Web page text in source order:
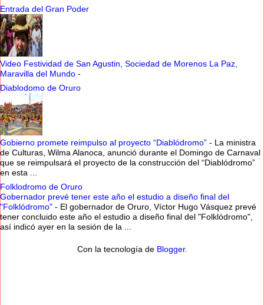
Entrada del Gran Poder
Video Festividad de San Agustin, Sociedad de Morenos La Paz,
Maravilla del Mundo -
Diablodomo de Oruro
Gobierno promete reimpulso al proyecto “Diablódromo” - La ministra
de Culturas, Wilma Alanoca, anunció durante el Domingo de Carnaval
que se reimpulsará el proyecto de la construcción del “Diablódromo”
en esta ...
Folklodromo de Oruro
Gobernador prevé tener este año el estudio a diseño final del
"Folklódromo" - El gobernador de Oruro, Víctor Hugo Vásquez prevé
tener concluido este año el estudio a diseño final del "Folklódromo",
así indicó ayer en la sesión de la ...
Con la tecnología de Blogger.